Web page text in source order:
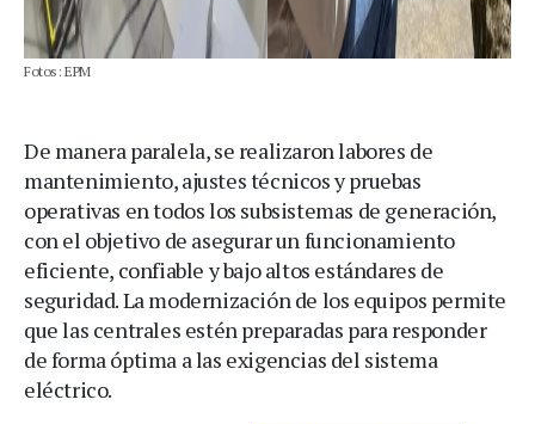
Fotos: EPM
De manera paralela, se realizaron labores de
mantenimiento, ajustes técnicos y pruebas
operativas en todos los subsistemas de generación,
con el objetivo de asegurar un funcionamiento
eficiente, confiable y bajo altos estándares de
seguridad. La modernización de los equipos permite
que las centrales estén preparadas para responder
de forma óptima a las exigencias del sistema
eléctrico.